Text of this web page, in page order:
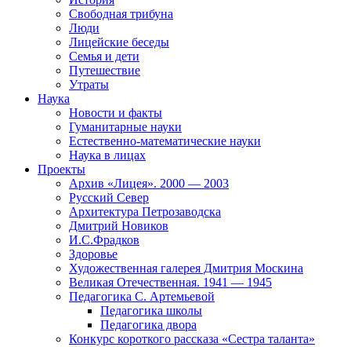
Свободная трибуна
Люди
Лицейские беседы
Семья и дети
Путешествие
Утраты
Наука
Новости и факты
Гуманитарные науки
Естественно-математические науки
Наука в лицах
Проекты
Архив «Лицея». 2000 — 2003
Русский Север
Архитектура Петрозаводска
Дмитрий Новиков
И.С.Фрадков
Здоровье
Художественная галерея Дмитрия Москина
Великая Отечественная. 1941 — 1945
Педагогика С. Артемьевой
Педагогика школы
Педагогика двора
Конкурс короткого рассказа «Сестра таланта»